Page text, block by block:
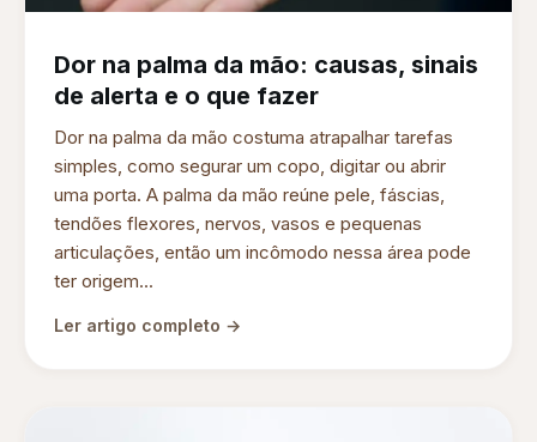
Dor na palma da mão: causas, sinais
de alerta e o que fazer
Dor na palma da mão costuma atrapalhar tarefas
simples, como segurar um copo, digitar ou abrir
uma porta. A palma da mão reúne pele, fáscias,
tendões flexores, nervos, vasos e pequenas
articulações, então um incômodo nessa área pode
ter origem...
Ler artigo completo →